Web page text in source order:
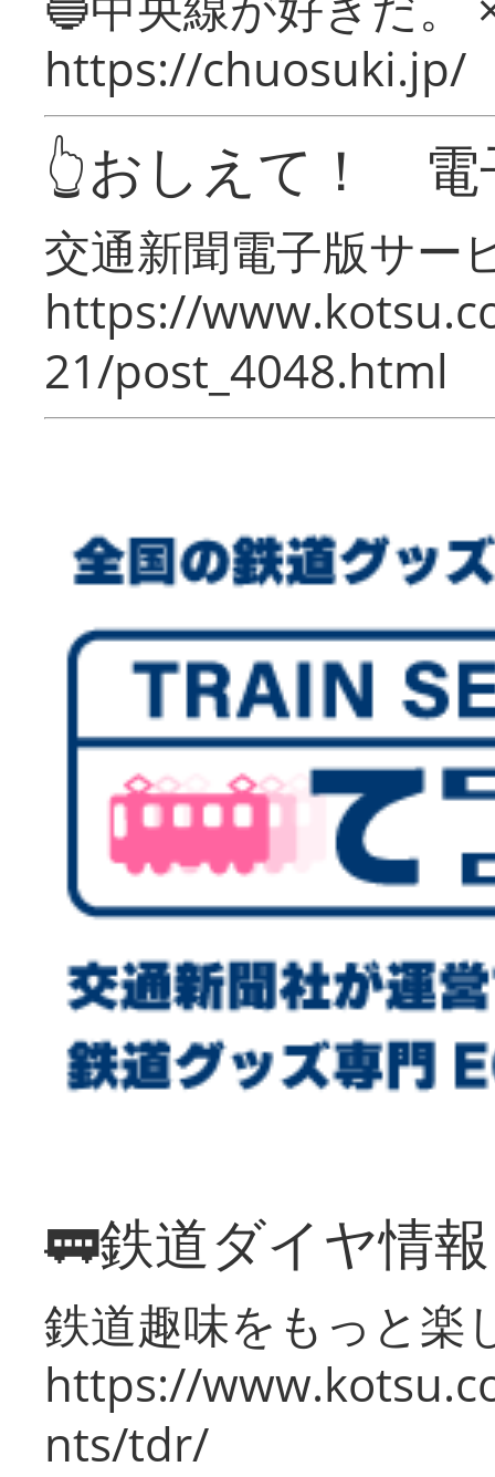
https://chuosuki.jp/
👆おしえて！ 電
交通新聞電子版サー
https://
21/post_4048.html
🚃鉄道ダイヤ情
鉄道趣味をもっと楽
https://
nts/tdr/